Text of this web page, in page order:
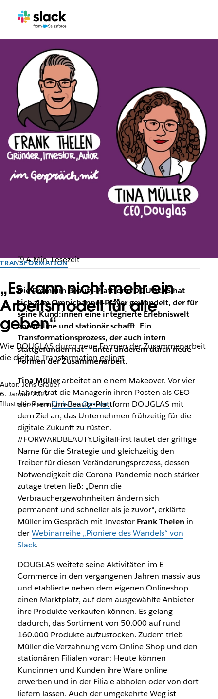
TRANSFORMATION
„Es kann nicht mehr ein
Arbeitsmodell für alle
geben“
Wie DOUGLAS durch neue Formen der Zusammenarbeit
die digitale Transformation gelingt
Autor: Jens Gräber
6. Januar 2022
Illustration vonChristine Oymann
4 Min. Lesezeit
Die Premium Beauty-Plattform DOUGLAS hat
sich zum Omnichannel-Player gewandelt, der für
seine Kund:innen eine integrierte Erlebniswelt
von online und stationär schafft. Ein
Transformationsprozess, der auch intern
stattgefunden hat – unter anderem durch neue
Formen der Zusammenarbeit.
Tina Müllerarbeitet an einem Makeover. Vor vier
Jahren trat die Managerin ihren Posten als CEO
der Premium-Beauty-Plattform DOUGLAS mit
dem Ziel an, das Unternehmen frühzeitig für die
digitale Zukunft zu rüsten.
#FORWARDBEAUTY.DigitalFirst lautet der griffige
Name für die Strategie und gleichzeitig den
Treiber für diesen Veränderungsprozess, dessen
Notwendigkeit die Corona-Pandemie noch stärker
zutage treten ließ: „Denn die
Verbrauchergewohnheiten ändern sich
permanent und schneller als je zuvor“, erklärte
Müller im Gespräch mit Investor Frank Thelen in
derWebinarreihe „Pioniere des Wandels“ von
Slack.
DOUGLAS weitete seine Aktivitäten im E-
Commerce in den vergangenen Jahren massiv aus
und etablierte neben dem eigenen Onlineshop
einen Marktplatz, auf dem ausgewählte Anbieter
ihre Produkte verkaufen können. Es gelang
dadurch, das Sortiment von 50.000 auf rund
160.000 Produkte aufzustocken. Zudem trieb
Müller die Verzahnung vom Online-Shop und den
stationären Filialen voran: Heute können
Kundinnen und Kunden ihre Ware online
erwerben und in der Filiale abholen oder von dort
liefern lassen. Auch der umgekehrte Weg ist